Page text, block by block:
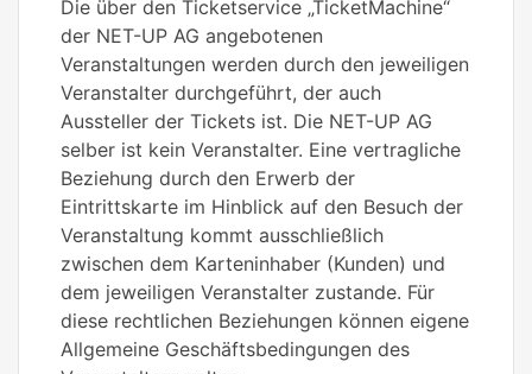
Die über den Ticketservice „TicketMachine“
der NET-UP AG angebotenen
Veranstaltungen werden durch den jeweiligen
Veranstalter durchgeführt, der auch
Aussteller der Tickets ist. Die NET-UP AG
selber ist kein Veranstalter. Eine vertragliche
Beziehung durch den Erwerb der
Eintrittskarte im Hinblick auf den Besuch der
Veranstaltung kommt ausschließlich
zwischen dem Karteninhaber (Kunden) und
dem jeweiligen Veranstalter zustande. Für
diese rechtlichen Beziehungen können eigene
Allgemeine Geschäftsbedingungen des